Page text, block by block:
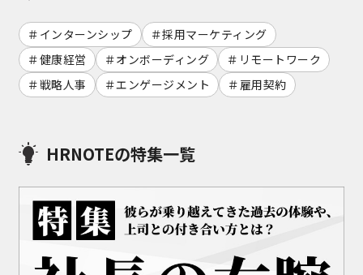
インターンシップ
採用マーケティング
健康経営
オンボーディング
リモートワーク
戦略人事
エンゲージメント 雇用契約
HRNOTEの特集一覧